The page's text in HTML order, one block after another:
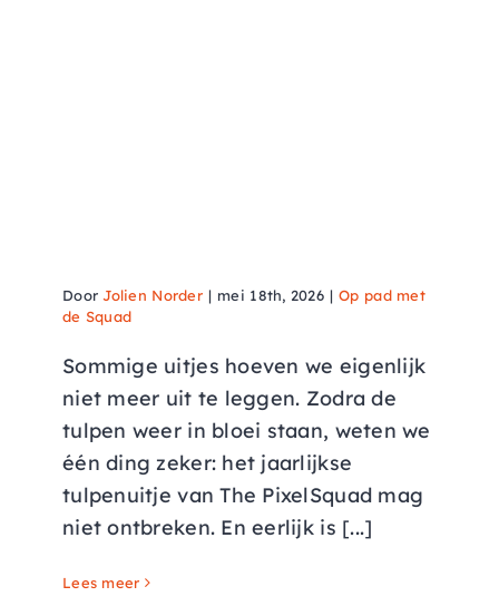
DoorJolien Norder | mei 18th, 2026 | Op pad met
de Squad
Sommige uitjes hoeven we eigenlijk
niet meer uit te leggen. Zodra de
tulpen weer in bloei staan, weten we
één ding zeker: het jaarlijkse
tulpenuitje van The PixelSquad mag
niet ontbreken. En eerlijk is [...]
Lees meer